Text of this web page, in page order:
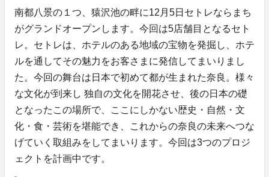
南都八景の１つ、猿沢池の畔に12月5日セトレならまち
がグランドオープンします。今回は5店舗目となるセト
レ。セトレは、ホテルのある地域の宝物を発掘し、ホテ
ルを通してその魅力をお客さまに発信してまいりまし
た。今回の舞台は日本で初めて都が生まれた奈良。様々
な文化が到来し 独自の文化を開花させ、後の日本の礎
となったこの場所で、ここにしかない歴史・自然・文
化・食・芸術を堪能でき、これからの奈良の未来へつな
げていく取組みをしてまいります。今回は3つのプロジ
ェクトを計画中です。